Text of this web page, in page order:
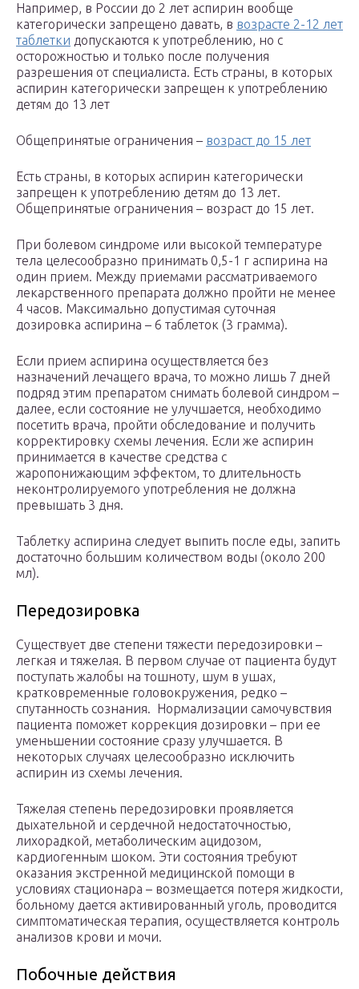
Например, в России до 2 лет аспирин вообще
категорически запрещено давать, в возрасте 2-12 лет
таблетки допускаются к употреблению, но с
осторожностью и только после получения
разрешения от специалиста. Есть страны, в которых
аспирин категорически запрещен к употреблению
детям до 13 лет
Общепринятые ограничения – возраст до 15 лет
Есть страны, в которых аспирин категорически
запрещен к употреблению детям до 13 лет.
Общепринятые ограничения – возраст до 15 лет.
При болевом синдроме или высокой температуре
тела целесообразно принимать 0,5-1 г аспирина на
один прием. Между приемами рассматриваемого
лекарственного препарата должно пройти не менее
4 часов. Максимально допустимая суточная
дозировка аспирина – 6 таблеток (3 грамма).
Если прием аспирина осуществляется без
назначений лечащего врача, то можно лишь 7 дней
подряд этим препаратом снимать болевой синдром –
далее, если состояние не улучшается, необходимо
посетить врача, пройти обследование и получить
корректировку схемы лечения. Если же аспирин
принимается в качестве средства с
жаропонижающим эффектом, то длительность
неконтролируемого употребления не должна
превышать 3 дня.
Таблетку аспирина следует выпить после еды, запить
достаточно большим количеством воды (около 200
мл).
Передозировка
Существует две степени тяжести передозировки –
легкая и тяжелая. В первом случае от пациента будут
поступать жалобы на тошноту, шум в ушах,
кратковременные головокружения, редко –
спутанность сознания. Нормализации самочувствия
пациента поможет коррекция дозировки – при ее
уменьшении состояние сразу улучшается. В
некоторых случаях целесообразно исключить
аспирин из схемы лечения.
Тяжелая степень передозировки проявляется
дыхательной и сердечной недостаточностью,
лихорадкой, метаболическим ацидозом,
кардиогенным шоком. Эти состояния требуют
оказания экстренной медицинской помощи в
условиях стационара – возмещается потеря жидкости,
больному дается активированный уголь, проводится
симптоматическая терапия, осуществляется контроль
анализов крови и мочи.
Побочные действия